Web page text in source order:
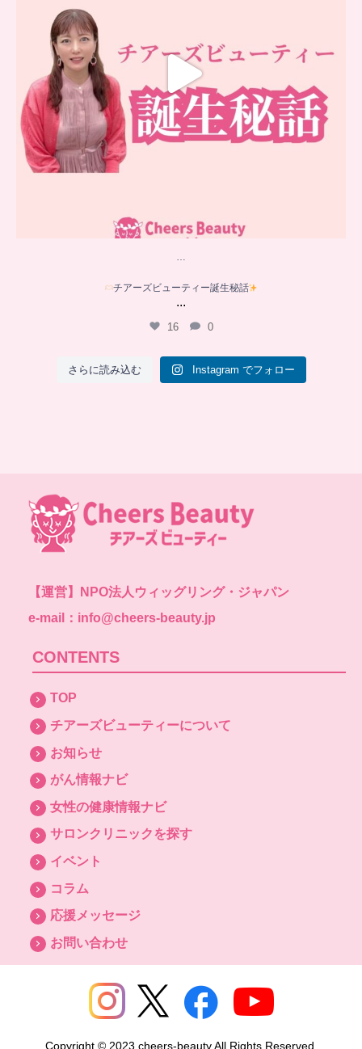
…
チアーズビューティー誕生秘話
...
16 0
さらに読み込む Instagram でフォロー
【運営】
NPO法人ウィッグリング・ジャパン
e-mail：info@cheers-beauty.jp
CONTENTS
TOP
チアーズビューティーについて
お知らせ
がん情報ナビ
女性の健康情報ナビ
サロンクリニックを探す
イベント
コラム
応援メッセージ
お問い合わせ
Copyright © 2023 cheers-beauty All Rights Reserved.